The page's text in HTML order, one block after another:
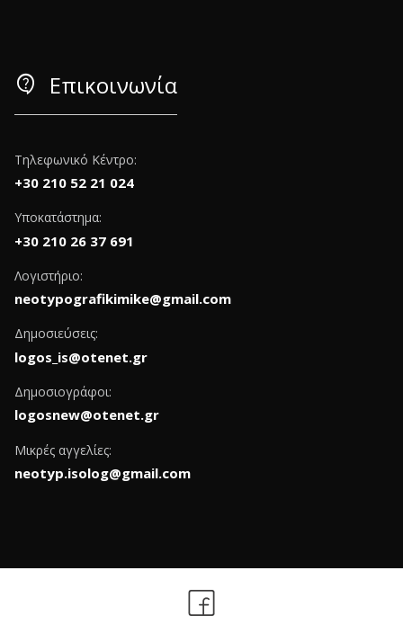
contact_support Επικοινωνία
Τηλεφωνικό Κέντρο:
+30 210 52 21 024
Υποκατάστημα:
+30 210 26 37 691
Λογιστήριο:
neotypografikimike@gmail.com
Δημοσιεύσεις:
logos_is@otenet.gr
Δημοσιογράφοι:
logosnew@otenet.gr
Μικρές αγγελίες:
neotyp.isolog@gmail.com